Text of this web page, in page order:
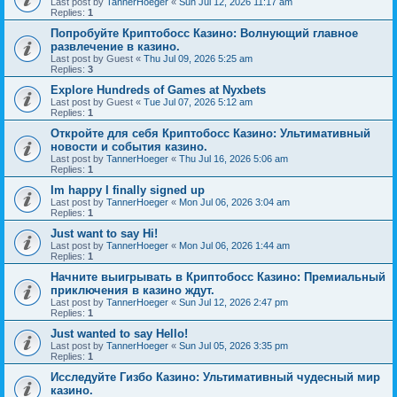
Replies: 1
Попробуйте Криптобосс Казино: Волнующий главное
развлечение в казино.
Last post by Guest « Thu Jul 09, 2026 5:25 am
Replies: 3
Explore Hundreds of Games at Nyxbets
Last post by Guest « Tue Jul 07, 2026 5:12 am
Replies: 1
Откройте для себя Криптобосс Казино: Ультимативный
новости и события казино.
Last post by TannerHoeger « Thu Jul 16, 2026 5:06 am
Replies: 1
Im happy I finally signed up
Last post by TannerHoeger « Mon Jul 06, 2026 3:04 am
Replies: 1
Just want to say Hi!
Last post by TannerHoeger « Mon Jul 06, 2026 1:44 am
Replies: 1
Начните выигрывать в Криптобосс Казино: Премиальный
приключения в казино ждут.
Last post by TannerHoeger « Sun Jul 12, 2026 2:47 pm
Replies: 1
Just wanted to say Hello!
Last post by TannerHoeger « Sun Jul 05, 2026 3:35 pm
Replies: 1
Исследуйте Гизбо Казино: Ультимативный чудесный мир
казино.